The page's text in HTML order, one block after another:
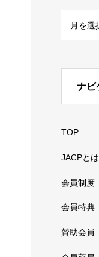
ナビ
TOP
JACPとは
会員制度
会員特典
賛助会員